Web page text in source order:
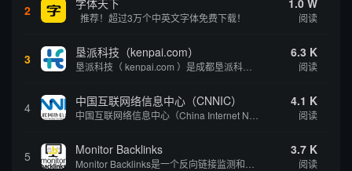
2 推荐！超过3万个中英文字体免费下载！ 阅读
3 垦派科技（kenpai.com） 6.3 K
阅读
4 中国互联网络信息中心（CNNIC） 4.1 K
阅读
5 Monitor Backlinks 3.7 K
阅读